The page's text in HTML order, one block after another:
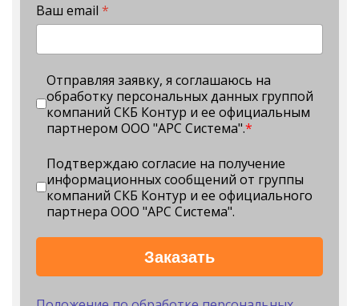
Ваш email *
Отправляя заявку, я соглашаюсь на
обработку персональных данных группой
компаний СКБ Контур и ее официальным
партнером ООО "АРС Система".*
Подтверждаю согласие на получение
информационных сообщений от группы
компаний СКБ Контур и ее официального
партнера ООО "АРС Система".
Заказать